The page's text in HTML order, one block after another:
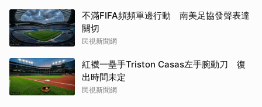
不滿FIFA頻頻單邊行動 南美足協發聲表達
關切
民視新聞網
紅襪一壘手Triston Casas左手腕動刀 復
出時間未定
民視新聞網